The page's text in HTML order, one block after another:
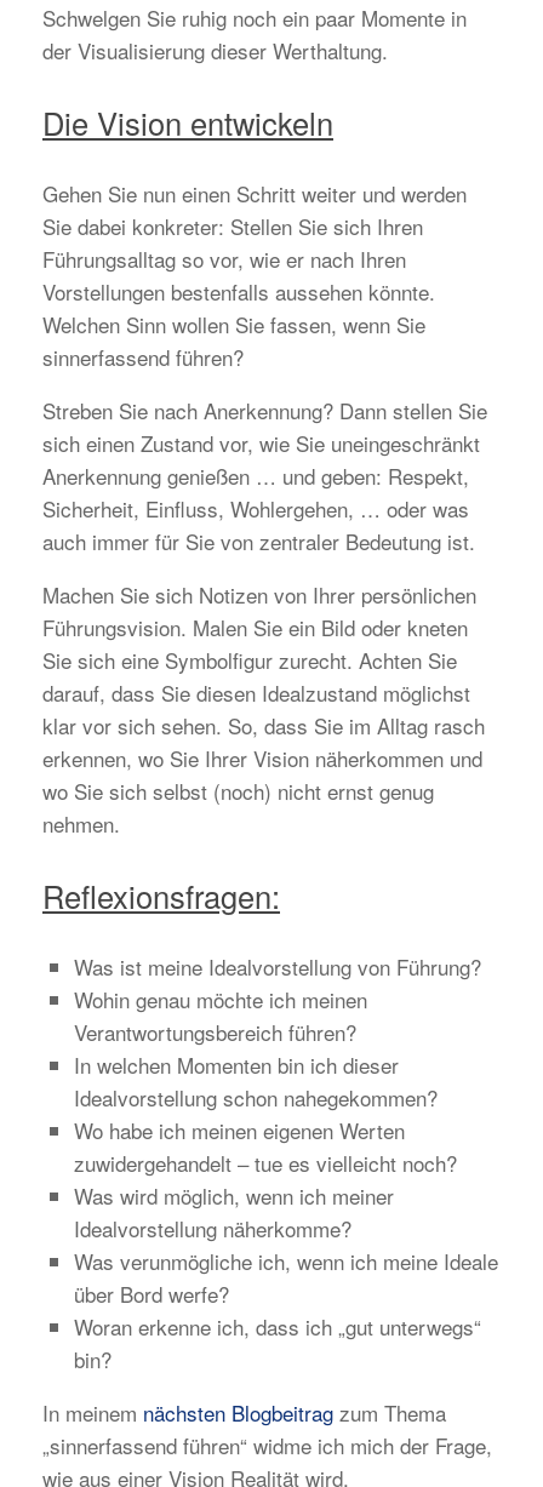
Schwelgen Sie ruhig noch ein paar Momente in
der Visualisierung dieser Werthaltung.
Die Vision entwickeln
Gehen Sie nun einen Schritt weiter und werden
Sie dabei konkreter: Stellen Sie sich Ihren
Führungsalltag so vor, wie er nach Ihren
Vorstellungen bestenfalls aussehen könnte.
Welchen Sinn wollen Sie fassen, wenn Sie
sinnerfassend führen?
Streben Sie nach Anerkennung? Dann stellen Sie
sich einen Zustand vor, wie Sie uneingeschränkt
Anerkennung genießen … und geben: Respekt,
Sicherheit, Einfluss, Wohlergehen, … oder was
auch immer für Sie von zentraler Bedeutung ist.
Machen Sie sich Notizen von Ihrer persönlichen
Führungsvision. Malen Sie ein Bild oder kneten
Sie sich eine Symbolfigur zurecht. Achten Sie
darauf, dass Sie diesen Idealzustand möglichst
klar vor sich sehen. So, dass Sie im Alltag rasch
erkennen, wo Sie Ihrer Vision näherkommen und
wo Sie sich selbst (noch) nicht ernst genug
nehmen.
Reflexionsfragen:
Was ist meine Idealvorstellung von Führung?
Wohin genau möchte ich meinen
Verantwortungsbereich führen?
In welchen Momenten bin ich dieser
Idealvorstellung schon nahegekommen?
Wo habe ich meinen eigenen Werten
zuwidergehandelt – tue es vielleicht noch?
Was wird möglich, wenn ich meiner
Idealvorstellung näherkomme?
Was verunmögliche ich, wenn ich meine Ideale
über Bord werfe?
Woran erkenne ich, dass ich „gut unterwegs“
bin?
In meinem nächsten Blogbeitrag zum Thema
„sinnerfassend führen“ widme ich mich der Frage,
wie aus einer Vision Realität wird.